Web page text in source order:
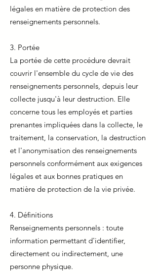
légales en matière de protection des
renseignements personnels.
3. Portée
La portée de cette procédure devrait
couvrir l'ensemble du cycle de vie des
renseignements personnels, depuis leur
collecte jusqu'à leur destruction. Elle
concerne tous les employés et parties
prenantes impliquées dans la collecte, le
traitement, la conservation, la destruction
et l'anonymisation des renseignements
personnels conformément aux exigences
légales et aux bonnes pratiques en
matière de protection de la vie privée.
4. Définitions
Renseignements personnels : toute
information permettant d'identifier,
directement ou indirectement, une
personne physique.